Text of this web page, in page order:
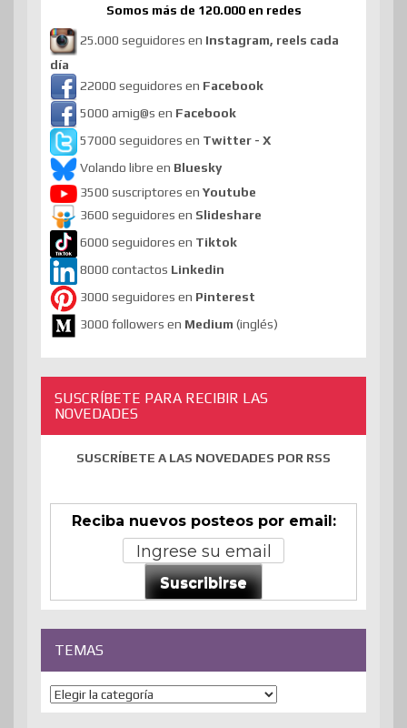
Somos más de 120.000 en redes
25.000 seguidores en Instagram, reels cada
día
22000 seguidores en Facebook
5000 amig@s en Facebook
57000 seguidores en Twitter - X
Volando libre en Bluesky
3500 suscriptores en Youtube
3600 seguidores en Slideshare
6000 seguidores en Tiktok
8000 contactos Linkedin
3000 seguidores en Pinterest
3000 followers en Medium (inglés)
SUSCRÍBETE PARA RECIBIR LAS
NOVEDADES
SUSCRÍBETE A LAS NOVEDADES POR RSS
Reciba nuevos posteos por email:
Suscribirse
TEMAS
Temas